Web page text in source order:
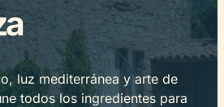
luz mediterránea y arte de
todos los ingredientes para